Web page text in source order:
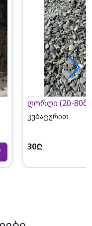
ღორღი (20-
კუბატურით
30₾